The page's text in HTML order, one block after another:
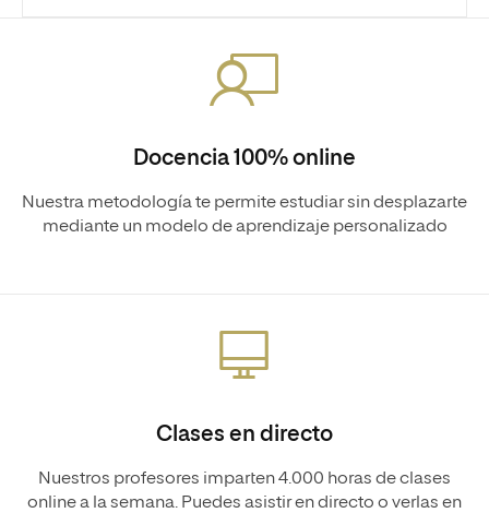
Docencia 100% online
Nuestra metodología te permite estudiar sin desplazarte
mediante un modelo de aprendizaje personalizado
Clases en directo
Nuestros profesores imparten 4.000 horas de clases
online a la semana. Puedes asistir en directo o verlas en